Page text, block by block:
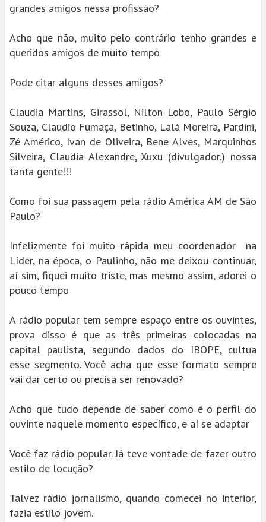
grandes amigos nessa profissão?
Acho que não, muito pelo contrário tenho grandes e
queridos amigos de muito tempo
Pode citar alguns desses amigos?
Claudia Martins, Girassol, Nilton Lobo, Paulo Sérgio
Souza, Claudio Fumaça, Betinho, Lalá Moreira, Pardini,
Zé Américo, Ivan de Oliveira, Bene Alves, Marquinhos
Silveira, Claudia Alexandre, Xuxu (divulgador.) nossa
tanta gente!!!
Como foi sua passagem pela rádio América AM de São
Paulo?
Infelizmente foi muito rápida meu coordenador na
Líder, na época, o Paulinho, não me deixou continuar,
aí sim, fiquei muito triste, mas mesmo assim, adorei o
pouco tempo
A rádio popular tem sempre espaço entre os ouvintes,
prova disso é que as três primeiras colocadas na
capital paulista, segundo dados do IBOPE, cultua
esse segmento. Você acha que esse formato sempre
vai dar certo ou precisa ser renovado?
Acho que tudo depende de saber como é o perfil do
ouvinte naquele momento específico, e aí se adaptar
Você faz rádio popular. Já teve vontade de fazer outro
estilo de locução?
Talvez rádio jornalismo, quando comecei no interior,
fazia estilo jovem.